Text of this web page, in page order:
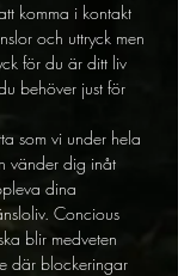
komma i kontakt
och uttryck men
för du är ditt liv
behöver just för
som vi under hela
vänder dig inåt
dina
Concious
blir medveten
där blockeringar